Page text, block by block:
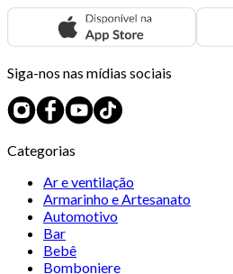
Siga-nos nas mídias sociais
Categorias
Ar e ventilação
Armarinho e Artesanato
Automotivo
Bar
Bebê
Bomboniere